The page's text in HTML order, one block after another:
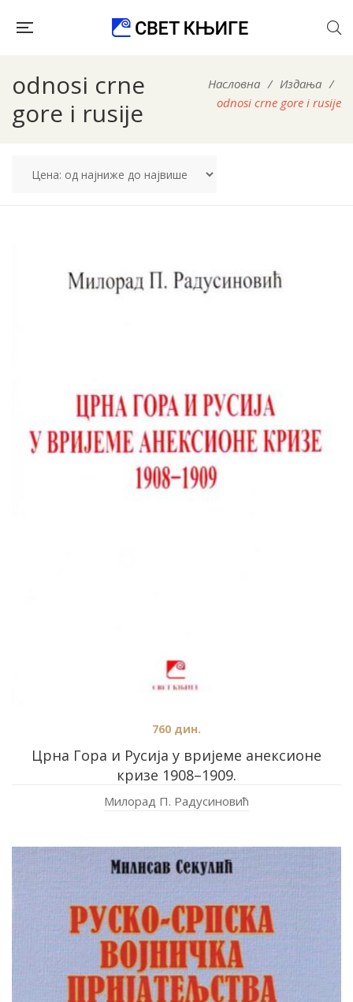
odnosi crne
gore i rusije
Насловна / Издања /
odnosi crne gore i rusije
Црна Гора и Русија у вријеме анексионе
кризе 1908–1909.
760 дин.
Милорад П. Радусиновић